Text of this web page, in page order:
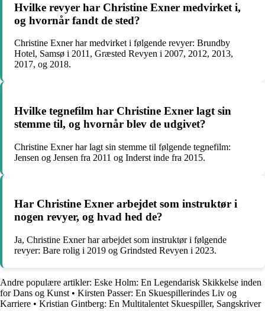
Hvilke revyer har Christine Exner medvirket i,
og hvornår fandt de sted?
Christine Exner har medvirket i følgende revyer: Brundby
Hotel, Samsø i 2011, Græsted Revyen i 2007, 2012, 2013,
2017, og 2018.
Hvilke tegnefilm har Christine Exner lagt sin
stemme til, og hvornår blev de udgivet?
Christine Exner har lagt sin stemme til følgende tegnefilm:
Jensen og Jensen fra 2011 og Inderst inde fra 2015.
Har Christine Exner arbejdet som instruktør i
nogen revyer, og hvad hed de?
Ja, Christine Exner har arbejdet som instruktør i følgende
revyer: Bare rolig i 2019 og Grindsted Revyen i 2023.
Andre populære artikler: Eske Holm: En Legendarisk Skikkelse inden
for Dans og Kunst • Kirsten Passer: En Skuespillerindes Liv og
Karriere • Kristian Gintberg: En Multitalentet Skuespiller, Sangskriver